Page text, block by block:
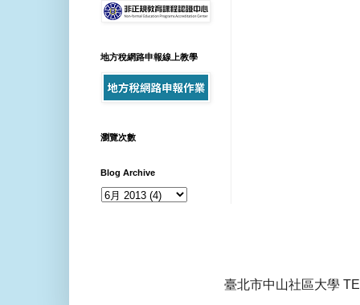
地方稅網路申報線上教學
瀏覽次數
Blog Archive
臺北市中山社區大學